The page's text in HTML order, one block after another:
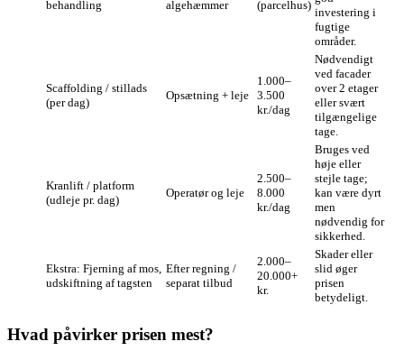
behandling algehæmmer (parcelhus)
investering i
fugtige
områder.
Scaffolding / stillads
(per dag)
Opsætning + leje
1.000–
3.500
kr./dag
Nødvendigt
ved facader
over 2 etager
eller svært
tilgængelige
tage.
Kranlift / platform
(udleje pr. dag)
Operatør og leje
2.500–
8.000
kr./dag
Bruges ved
høje eller
stejle tage;
kan være dyrt
men
nødvendig for
sikkerhed.
Ekstra: Fjerning af mos,
udskiftning af tagsten
Efter regning /
separat tilbud
2.000–
20.000+
kr.
Skader eller
slid øger
prisen
betydeligt.
Hvad påvirker prisen mest?